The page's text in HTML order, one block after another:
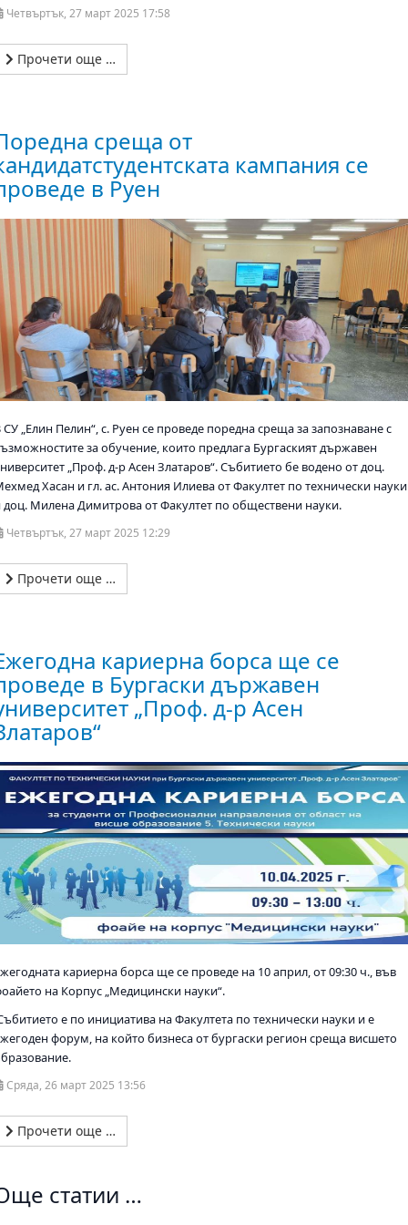
Четвъртък, 27 март 2025 17:58
Прочети още …
среща от
кампания се
в Руен
СУ „Елин Пелин“, с. Руен се проведе поредна среща за запознаване с
за обучение, които предлага Бургаският държавен
„Проф. д-р Асен Златаров“. Събитието бе водено от доц.
Хасан и гл. ас. Антония Илиева от Факултет по технически науки
доц. Милена Димитрова от Факултет по обществени науки.
Четвъртък, 27 март 2025 12:29
Прочети още …
кариерна борса ще се
в Бургаски държавен
„Проф. д-р Асен
кариерна борса ще се проведе на 10 април, от 09:30 ч., във
на Корпус „Медицински науки“.
е по инициатива на Факултета по технически науки и е
форум, на който бизнеса от бургаски регион среща висшето
Сряда, 26 март 2025 13:56
Прочети още …
статии …